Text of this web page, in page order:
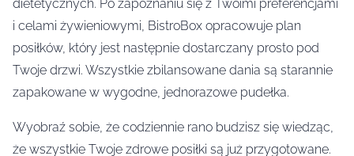
dietetycznych. Po zapoznaniu się z Twoimi preferencjami
i celami żywieniowymi, BistroBox opracowuje plan
posiłków, który jest następnie dostarczany prosto pod
Twoje drzwi. Wszystkie zbilansowane dania są starannie
zapakowane w wygodne, jednorazowe pudełka.
Wyobraź sobie, że codziennie rano budzisz się wiedząc,
że wszystkie Twoje zdrowe posiłki są już przygotowane.